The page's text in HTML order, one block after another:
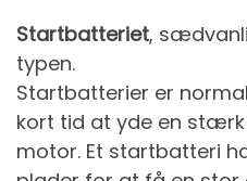
Startbatteriet,
typen.
Startbatterier er
kort tid at yde en
motor. Et startbatteri